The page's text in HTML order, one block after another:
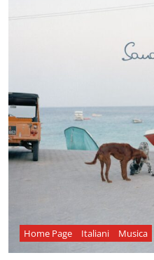
Home Page Italiani Musica